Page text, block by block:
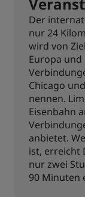
Der
nur 24
wird von
Europa und
Chicago
nennen.
Eisenbahn
anbietet.
ist, erreicht
nur zwei
90 Minuten